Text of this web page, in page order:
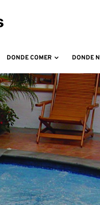
DONDE COMER DONDE